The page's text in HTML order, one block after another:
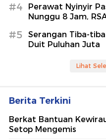
#4
Perawat Nyinyir
Nunggu 8 Jam,
#5
Serangan Tiba-
Duit Puluhan Juta
Lihat
Berita Terkini
Berkat Bantuan
Setop Mengemis